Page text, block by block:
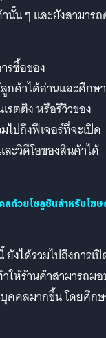
นั้น ๆ และยังสามาร
รซื้อของ
กค้าได้อ่านและศึกษา
รตติง หรือรีวิวของ
ไปถึงฟีเจอร์ที่จะเปิด
ะวิดีโอของสินค้าได้
ลด้วยโซลูชันสำหรับโฆ
ยังได้รวมไปถึงการเ
ให้ร้านค้าสามารถม
คคลมากขึ้น โดยศึก